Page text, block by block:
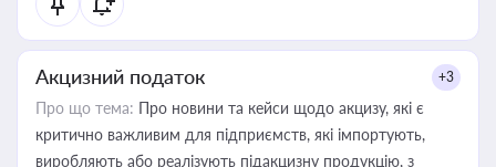
Акцизний податок +3
Про що тема: Про новини та кейси щодо акцизу, які є
критично важливим для підприємств, які імпортують,
виробляють або реалізують підакцизну продукцію, з